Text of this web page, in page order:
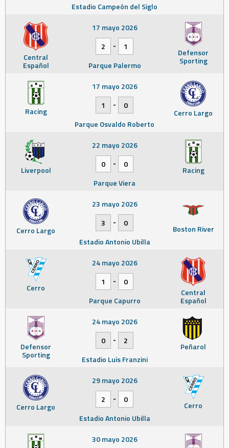
Estadio Campeón del Siglo
Central
Español
Defensor
Sporting
17 mayo 2026
2
-
1
Parque Palermo
Racing Cerro Largo
17 mayo 2026
1
-
0
Parque Osvaldo Roberto
Liverpool Racing
22 mayo 2026
0
-
0
Parque Viera
Cerro Largo Boston River
23 mayo 2026
3
-
0
Estadio Antonio Ubilla
Cerro Central
Español
24 mayo 2026
1
-
0
Parque Capurro
Defensor
Sporting
Peñarol
24 mayo 2026
0
-
2
Estadio Luis Franzini
Cerro Largo Cerro
29 mayo 2026
2
-
0
Estadio Antonio Ubilla
30 mayo 2026